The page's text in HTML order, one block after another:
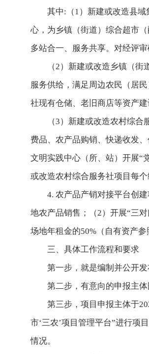
其中:（1）新建或改造县
心，为乡镇（街道）综合超市
多站合一、服务共享。对经评
（2）新建或改造乡镇（
服务供给，满足周边农民（居
社现有仓储、老旧商店等资产
（3）新建或改造农村综
费品、农产品购销、快递收发
文明实践中心（所、站）开展“
或改造农村综合服务社项目每
4. 农产品产销对接平台创
地农产品销售；（2）开展“三
场地年租金的50%（自有资产
三、具体工作流程和要求
第一步，就是编制并公开
第二步，有意向的申报主
第三步，项目申报主体于
市‘三农’项目管理平台”进行项
情况。